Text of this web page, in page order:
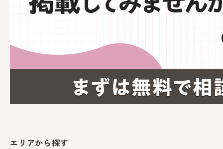
エリアから探す